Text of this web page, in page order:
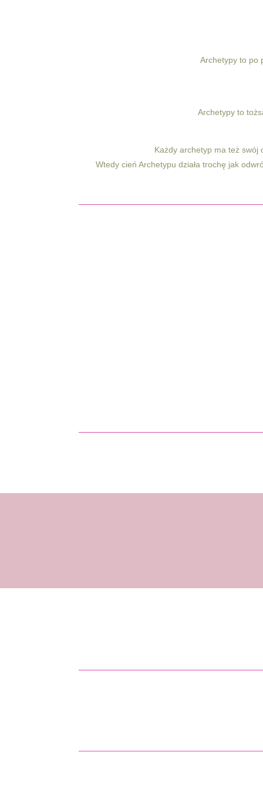
Archetypy to po
Archetypy to
Każdy archetyp ma też swój
Wtedy cień Archetypu działa trochę jak